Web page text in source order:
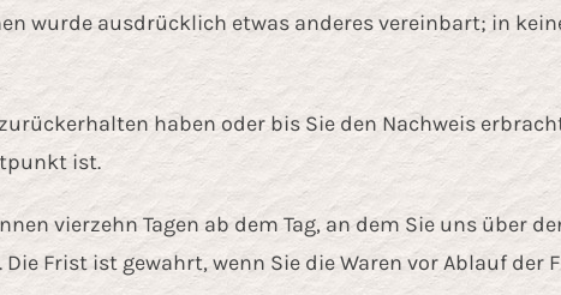
wurde ausdrücklich etwas anderes vereinbart; in
haben oder bis Sie den Nachweis
ist.
vierzehn Tagen ab dem Tag, an dem Sie uns über
Frist ist gewahrt, wenn Sie die Waren vor Ablauf der